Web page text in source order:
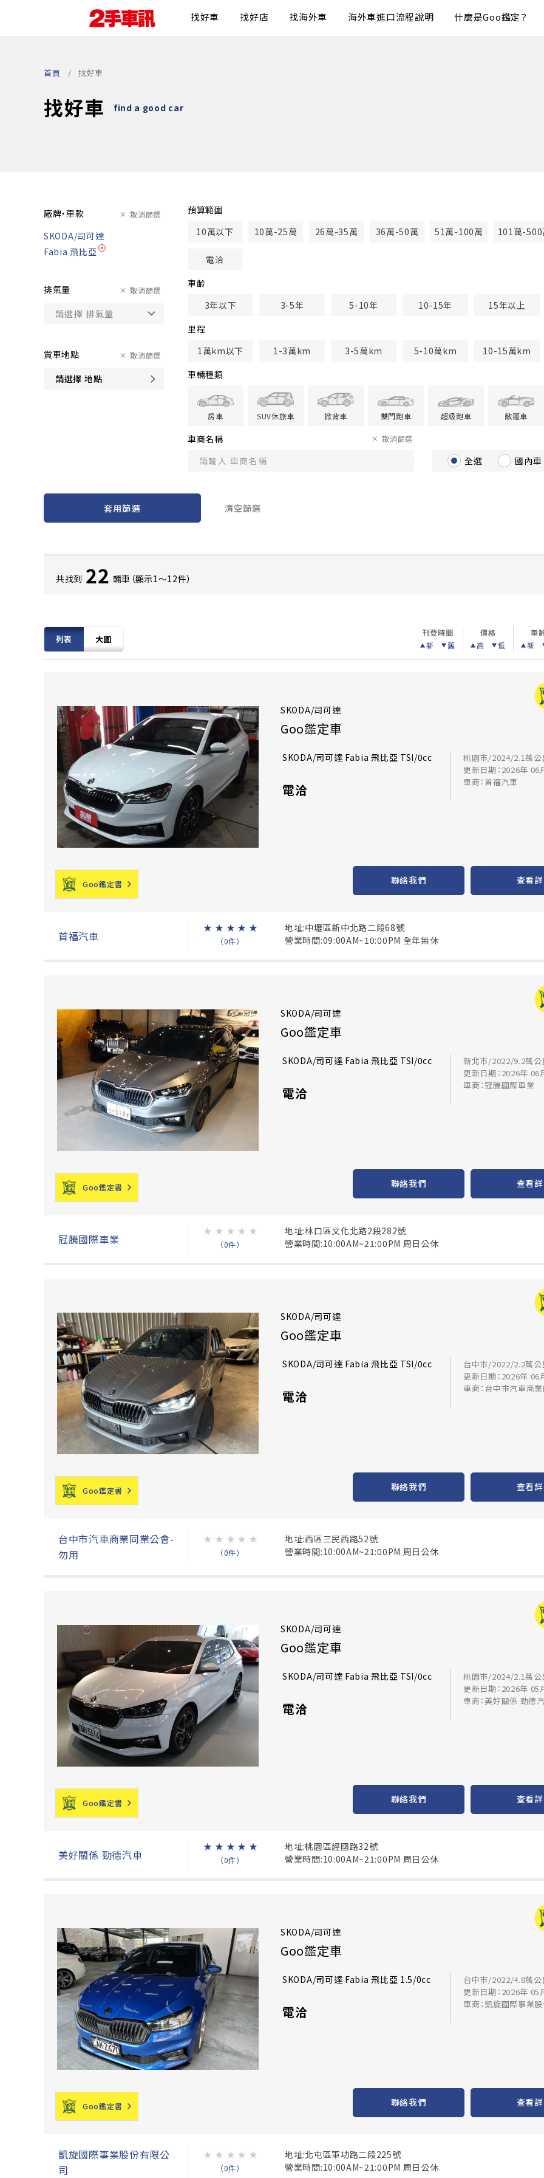
找好車 找好店 找海外車 海外車進口流程說明 什麼是Goo鑑定？
首頁 找好車
找好車 find a good car
廠牌・車款 取消篩選
SKODA/司可達
Fabia 飛比亞
排氣量 取消篩選
賞車地點
請選擇 地點
取消篩選
預算範圍
10萬以下
10萬-25萬 26萬-35萬 36萬-50萬 51萬-100萬 101萬-500
電洽
車齢
3年以下
3-5年 5-10年 10-15年
15年以上
里程
1萬km以下
1-3萬km 3-5萬km 5-10萬km
10-15萬km
車輛種類
房車 SUV休旅車 掀背車 雙門跑車 超級跑車 敞篷車
車商名稱 取消篩選
全選 國內車
套用篩選 清空篩選
共找到 22 輛車（顯示1〜12件）
列表 大圖
刊登時間
新
舊
價格
高
低
車
新
SKODA/司可達
Goo鑑定車
SKODA/司可達 Fabia 飛比亞 TSI/0cc
電洽
桃園市/2024/2.1萬公
更新日期：2026年 06
車商：首福汽車
Goo鑑定書 聯絡我們 查看
首福汽車
★ ★ ★ ★ ★
（0件）
地址:中壢區新中北路二段68號
營業時間:09:00AM~10:00PM 全年無休
SKODA/司可達
Goo鑑定車
SKODA/司可達 Fabia 飛比亞 TSI/0cc
電洽
新北市/2022/9.2萬公
更新日期：2026年 06
車商：冠騰國際車業
Goo鑑定書 聯絡我們 查看
冠騰國際車業
★ ★ ★ ★ ★
（0件）
地址:林口區文化北路2段282號
營業時間:10:00AM~21:00PM 周日公休
SKODA/司可達
Goo鑑定車
SKODA/司可達 Fabia 飛比亞 TSI/0cc
電洽
台中市/2022/2.2萬公
更新日期：2026年 06
車商：台中市汽車商
Goo鑑定書 聯絡我們 查看
台中市汽車商業同業公會-
勿用
★ ★ ★ ★ ★
（0件）
地址:西區三民西路52號
營業時間:10:00AM~21:00PM 周日公休
SKODA/司可達
Goo鑑定車
SKODA/司可達 Fabia 飛比亞 TSI/0cc
電洽
桃園市/2024/2.1萬公
更新日期：2026年 05
車商：美好關係 勁德
Goo鑑定書 聯絡我們 查看
美好關係 勁德汽車
★ ★ ★ ★ ★
（0件）
地址:桃園區經國路32號
營業時間:10:00AM~21:00PM 周日公休
SKODA/司可達
Goo鑑定車
SKODA/司可達 Fabia 飛比亞 1.5/0cc
電洽
台中市/2022/4.8萬公
更新日期：2026年 05
車商：凱旋國際事業
Goo鑑定書 聯絡我們 查看
凱旋國際事業股份有限公
司
★ ★ ★ ★ ★
（0件）
地址:北屯區軍功路二段225號
營業時間:10:00AM~21:00PM 周日公休